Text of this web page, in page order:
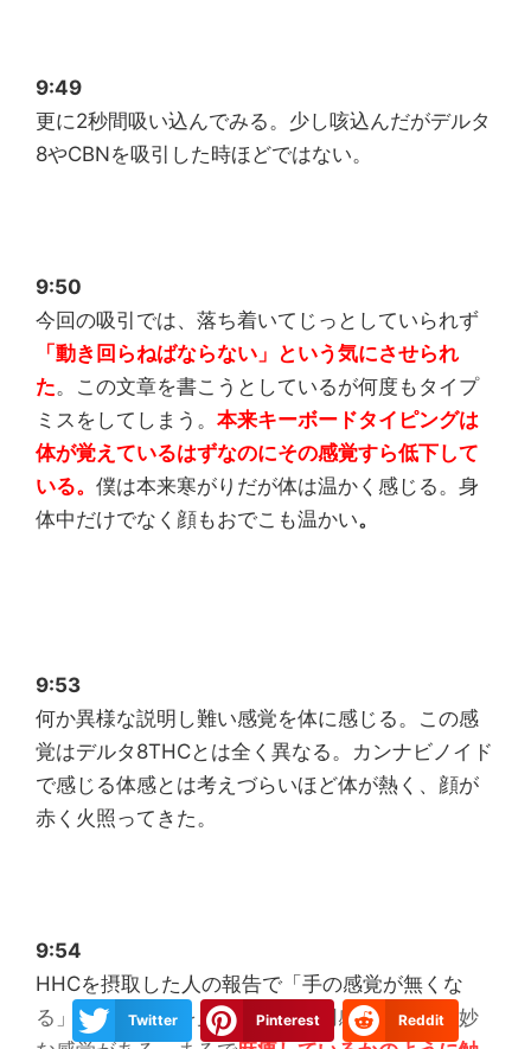
9:49
更に2秒間吸い込んでみる。少し咳込んだがデルタ
8やCBNを吸引した時ほどではない。
9:50
今回の吸引では、落ち着いてじっとしていられず
「 動き回らねばならない」という気にさせられ
た。この文章を書こうとしているが何度もタイプ
ミスをしてしまう。 本来キーボードタイピングは
体が覚えているはずなのにその感覚すら低下して
いる。 僕は本来寒がりだが体は温かく感じる。身
体中だけでなく顔もおでこも温かい。
9:53
何か異様な説明し難い感覚を体に感じる。この感
覚はデルタ8THCとは全く異なる。カンナビノイド
で感じる体感とは考えづらいほど体が熱く、顔が
赤く火照ってきた。
9:54
HHCを摂取した人の報告で「手の感覚が無くな
る」というものを見たが、僕も同感で、手に奇妙
Twitter Pinterest Reddit